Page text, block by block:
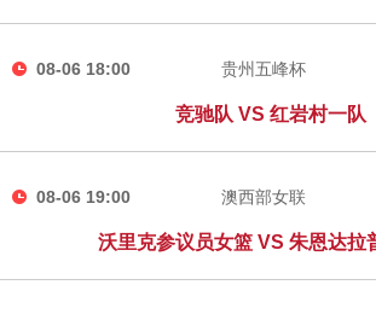
08-06 18:00 贵州五峰杯
竞驰队 VS 红岩村一队
08-06 19:00 澳西部女联
沃里克参议员女篮 VS 朱恩达拉